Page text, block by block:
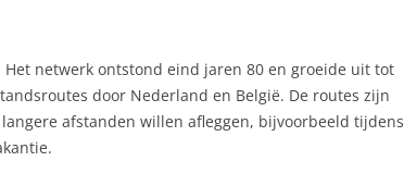
Het netwerk ontstond eind jaren 80 en groeide uit tot
door Nederland en België. De routes zijn
afstanden willen afleggen, bijvoorbeeld tijdens